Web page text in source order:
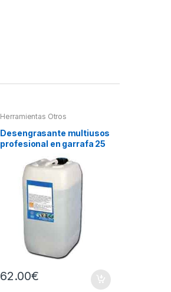
Herramientas Otros
Desengrasante multiusos
profesional en garrafa 25
62.00€